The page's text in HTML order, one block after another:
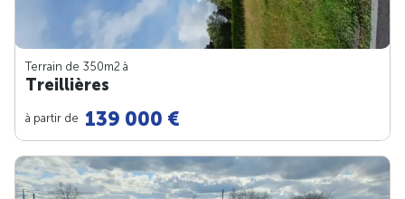
Terrain de 350m2 à
Treillières
à partir de 139 000 €